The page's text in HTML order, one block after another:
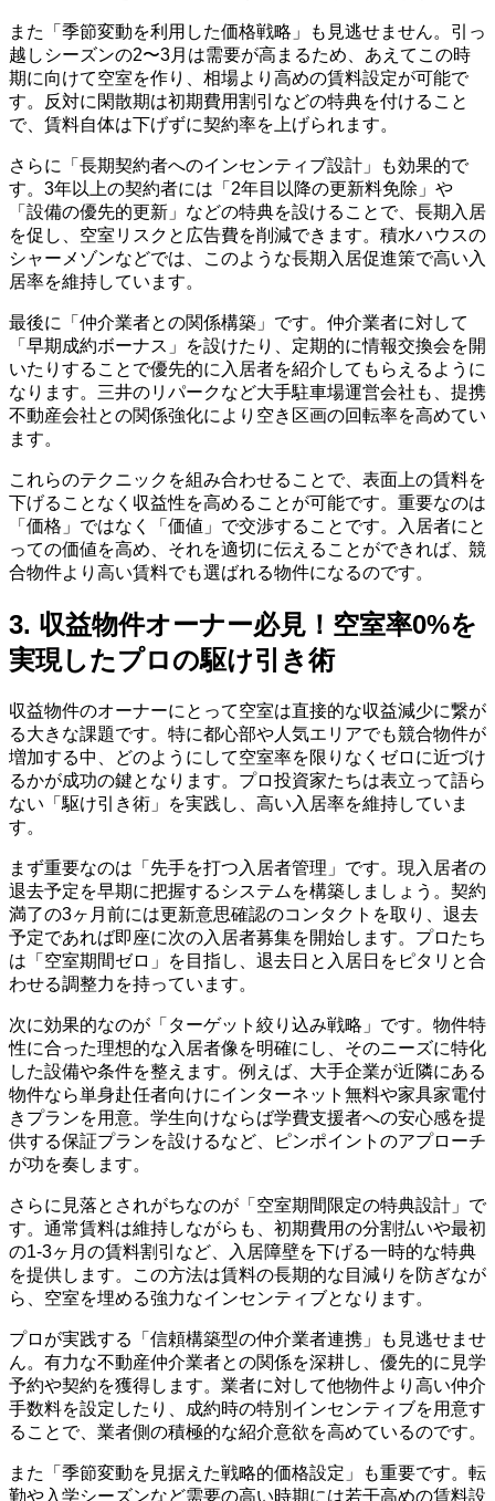
また「季節変動を利用した価格戦略」も見逃せません。引っ
越しシーズンの2〜3月は需要が高まるため、あえてこの時
期に向けて空室を作り、相場より高めの賃料設定が可能で
す。反対に閑散期は初期費用割引などの特典を付けること
で、賃料自体は下げずに契約率を上げられます。
さらに「長期契約者へのインセンティブ設計」も効果的で
す。3年以上の契約者には「2年目以降の更新料免除」や
「設備の優先的更新」などの特典を設けることで、長期入居
を促し、空室リスクと広告費を削減できます。積水ハウスの
シャーメゾンなどでは、このような長期入居促進策で高い入
居率を維持しています。
最後に「仲介業者との関係構築」です。仲介業者に対して
「早期成約ボーナス」を設けたり、定期的に情報交換会を開
いたりすることで優先的に入居者を紹介してもらえるように
なります。三井のリパークなど大手駐車場運営会社も、提携
不動産会社との関係強化により空き区画の回転率を高めてい
ます。
これらのテクニックを組み合わせることで、表面上の賃料を
下げることなく収益性を高めることが可能です。重要なのは
「価格」ではなく「価値」で交渉することです。入居者にと
っての価値を高め、それを適切に伝えることができれば、競
合物件より高い賃料でも選ばれる物件になるのです。
3. 収益物件オーナー必見！空室率0%を
実現したプロの駆け引き術
収益物件のオーナーにとって空室は直接的な収益減少に繋が
る大きな課題です。特に都心部や人気エリアでも競合物件が
増加する中、どのようにして空室率を限りなくゼロに近づけ
るかが成功の鍵となります。プロ投資家たちは表立って語ら
ない「駆け引き術」を実践し、高い入居率を維持していま
す。
まず重要なのは「先手を打つ入居者管理」です。現入居者の
退去予定を早期に把握するシステムを構築しましょう。契約
満了の3ヶ月前には更新意思確認のコンタクトを取り、退去
予定であれば即座に次の入居者募集を開始します。プロたち
は「空室期間ゼロ」を目指し、退去日と入居日をピタリと合
わせる調整力を持っています。
次に効果的なのが「ターゲット絞り込み戦略」です。物件特
性に合った理想的な入居者像を明確にし、そのニーズに特化
した設備や条件を整えます。例えば、大手企業が近隣にある
物件なら単身赴任者向けにインターネット無料や家具家電付
きプランを用意。学生向けならば学費支援者への安心感を提
供する保証プランを設けるなど、ピンポイントのアプローチ
が功を奏します。
さらに見落とされがちなのが「空室期間限定の特典設計」で
す。通常賃料は維持しながらも、初期費用の分割払いや最初
の1-3ヶ月の賃料割引など、入居障壁を下げる一時的な特典
を提供します。この方法は賃料の長期的な目減りを防ぎなが
ら、空室を埋める強力なインセンティブとなります。
プロが実践する「信頼構築型の仲介業者連携」も見逃せませ
ん。有力な不動産仲介業者との関係を深耕し、優先的に見学
予約や契約を獲得します。業者に対して他物件より高い仲介
手数料を設定したり、成約時の特別インセンティブを用意す
ることで、業者側の積極的な紹介意欲を高めているのです。
また「季節変動を見据えた戦略的価格設定」も重要です。転
勤や入学シーズンなど需要の高い時期には若干高めの賃料設